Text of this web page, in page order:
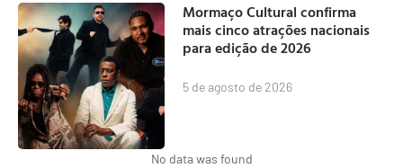
Mormaço Cultural confirma
mais cinco atrações nacionais
para edição de 2026
5 de agosto de 2026
No data was found